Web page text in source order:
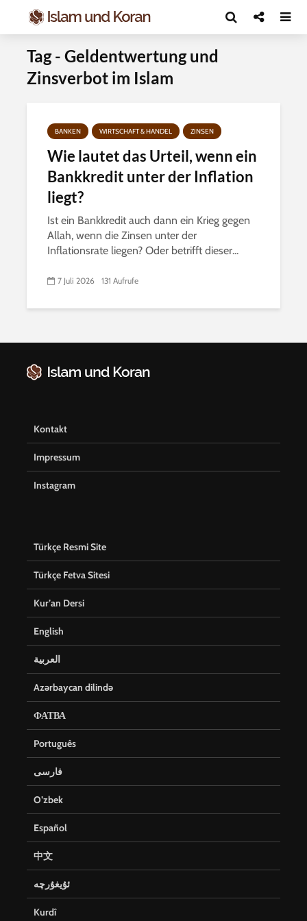
Tag - Geldentwertung und
Zinsverbot im Islam
BANKEN WIRTSCHAFT & HANDEL ZINSEN
Wie lautet das Urteil, wenn ein
Bankkredit unter der Inflation
liegt?
Ist ein Bankkredit auch dann ein Krieg gegen
Allah, wenn die Zinsen unter der
Inflationsrate liegen? Oder betrifft dieser...
7 Juli 2026 131 Aufrufe
Kontakt
Impressum
Instagram
Türkçe Resmi Site
Türkçe Fetva Sitesi
Kur’an Dersi
English
العربية
Azərbaycan dilində
ФАТВА
Português
فارسی
O’zbek
Español
中文
ئۇيغۇرچە
Kurdî